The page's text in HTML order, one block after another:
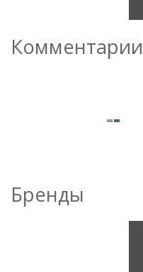
Комментарии
Бренды